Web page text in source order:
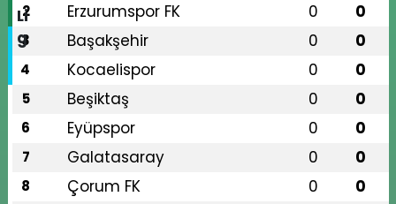
2 Erzurumspor FK 0 0
3 Başakşehir 0 0
4 Kocaelispor 0 0
5 Beşiktaş 0 0
6 Eyüpspor 0 0
7 Galatasaray 0 0
8 Çorum FK 0 0